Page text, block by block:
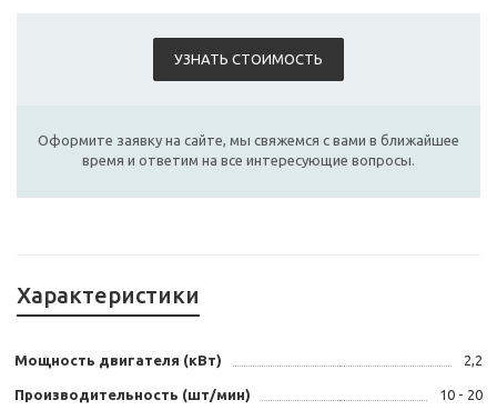
УЗНАТЬ СТОИМОСТЬ
Оформите заявку на сайте, мы свяжемся с вами в ближайшее
время и ответим на все интересующие вопросы.
Характеристики
Мощность двигателя (кВт) 2,2
Производительность (шт/мин) 10 - 20